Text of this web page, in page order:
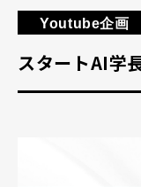
WORKS制作事例
COMPANY会
Youtube企画
スタートAI学